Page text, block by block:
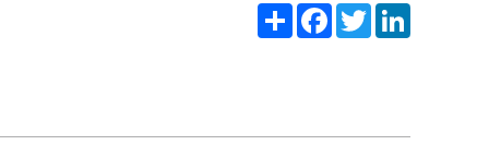
Share Facebook
Twitter